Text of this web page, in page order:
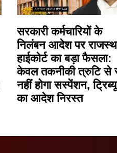
सरकारी कर्मचारियों के
निलंबन आदेश पर
हाईकोर्ट का बड़ा फैसला:
केवल तकनीकी त्रुटि से
नहीं होगा सस्पेंशन,
का आदेश निरस्त